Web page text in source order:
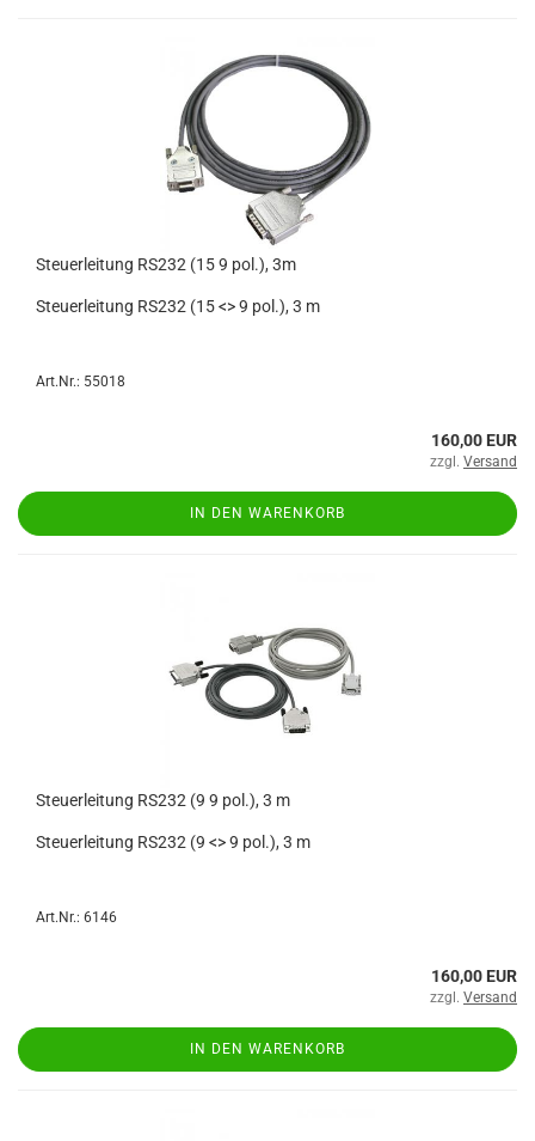
Steuerleitung RS232 (15 9 pol.), 3m
Steuerleitung RS232 (15 <> 9 pol.), 3 m
Art.Nr.: 55018
160,00 EUR
zzgl. Versand
IN DEN WARENKORB
Steuerleitung RS232 (9 9 pol.), 3 m
Steuerleitung RS232 (9 <> 9 pol.), 3 m
Art.Nr.: 6146
160,00 EUR
zzgl. Versand
IN DEN WARENKORB